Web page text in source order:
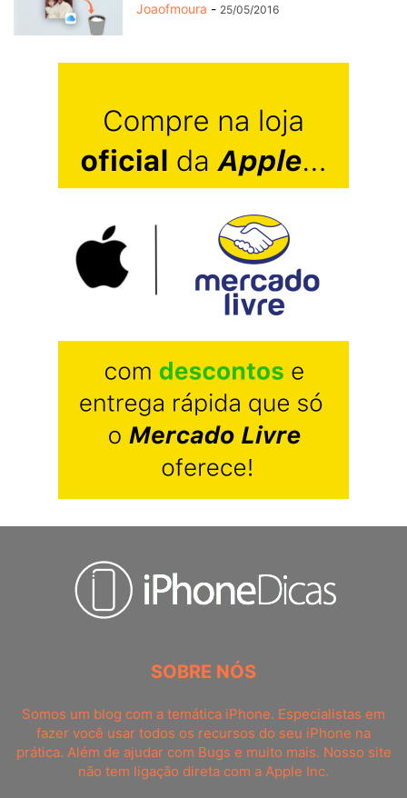
Joaofmoura - 25/05/2016
SOBRE NÓS
Somos um blog com a temática iPhone. Especialistas em
fazer você usar todos os recursos do seu iPhone na
prática. Além de ajudar com Bugs e muito mais. Nosso site
não tem ligação direta com a Apple Inc.